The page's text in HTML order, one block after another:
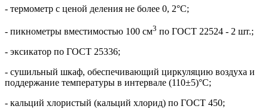
- термометр с ценой деления не более 0, 2°С;
- пикнометры вместимостью 100 см3 по ГОСТ 22524 - 2 шт.;
- эксикатор по ГОСТ 25336;
- сушильный шкаф, обеспечивающий циркуляцию воздуха и
поддержание температуры в интервале (110±5)°C;
- кальций хлористый (кальций хлорид) по ГОСТ 450;